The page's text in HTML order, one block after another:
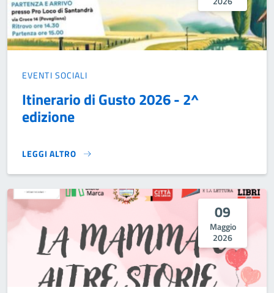
EVENTI SOCIALI
Itinerario di Gusto 2026 - 2^
edizione
LEGGI ALTRO
ITINERARIO DI GUSTO 2026 - 2^ EDIZIONE}
09
Maggio
2026